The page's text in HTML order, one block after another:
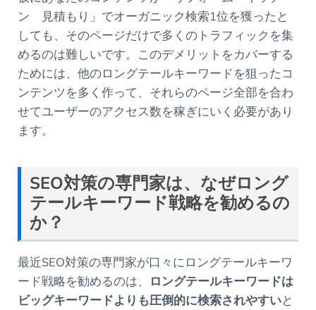
ン 見積もり」でオーガニック検索1位を獲ったと
しても、そのページだけで多くのトラフィックを集
めるのは難しいです。このデメリットをカバーする
ためには、他のロングテールキーワードを狙ったコ
ンテンツを多く作って、それらのページ全部を合わ
せてユーザーのアクセス数を稼ぎにいく必要があり
ます。
SEO対策の専門家は、なぜロング
テールキーワード戦略を勧めるの
か？
最近SEO対策の専門家が口々にロングテールキーワ
ード戦略を勧めるのは、
ロングテールキーワードは
ビッグキーワードよりも圧倒的に検索されやすいと